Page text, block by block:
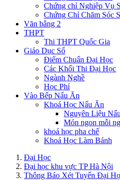
Chứng chỉ Nghiệp Vụ
Chứng Chỉ Chăm Sóc
Văn bằng 2
THPT
Thi THPT Quốc Gia
Giáo Dục Số
Điểm Chuẩn Đại Học
Các Khối Thi Đại Học
Ngành Nghề
Học Phí
Vào Bếp Nấu Ăn
Khoá Học Nấu Ăn
Nguyên Liệu
Món ngon mỗi
khoá học pha chế
Khoá Học Làm Bánh
Đại Học
Đại học khu vực TP Hà Nội
Thông Báo Xét Tuyển Đại